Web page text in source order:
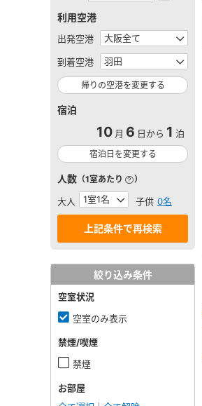
利用空港
出発空港
到着空港
帰りの空港を変更する
宿泊
10 月 6 日から 1 泊
宿泊日を変更する
人数 （1室あたり ）
大人 子供 0名
絞り込み条件
空室状況
空室のみ表示
禁煙/喫煙
禁煙
お部屋